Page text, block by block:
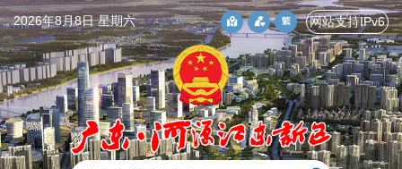
2026年8月8日 星期六 网站支持IPv6